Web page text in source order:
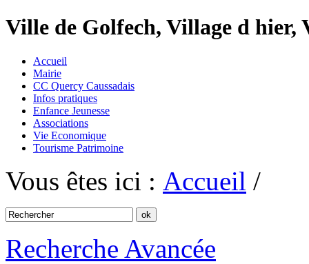
Ville de Golfech, Village d
Accueil
Mairie
CC Quercy Caussadais
Infos pratiques
Enfance Jeunesse
Associations
Vie Economique
Tourisme Patrimoine
Vous êtes ici : Accueil /
Recherche Avancée